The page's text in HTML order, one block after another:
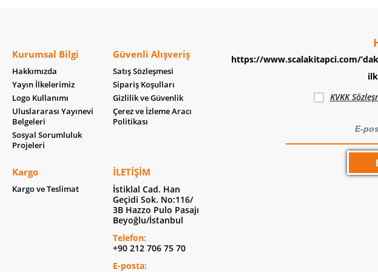
Kurumsal Bilgi
Hakkımızda
Yayın İlkelerimiz
Logo Kullanımı
Uluslararası Yayınevi
Belgeleri
Sosyal Sorumluluk
Projeleri
Güvenli Alışveriş
Satış Sözleşmesi
Sipariş Koşulları
Gizlilik ve Güvenlik
Çerez ve İzleme Aracı
Politikası
Kargo
Kargo ve Teslimat
İLETIŞIM
İstiklal Cad. Han
Geçidi Sok. No:116/
3B Hazzo Pulo Pasajı
Beyoğlu/İstanbul
Telefon:
+90 212 706 75 70
E-posta:
https://www.scalakitapci.com/
KVKK